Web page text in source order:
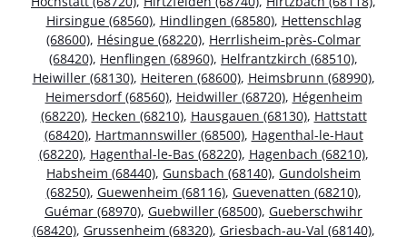
Hirsingue (68560), Hindlingen (68580), Hettenschlag
(68600), Hésingue (68220), Herrlisheim-près-Colmar
(68420), Henflingen (68960), Helfrantzkirch (68510),
Heiwiller (68130), Heiteren (68600), Heimsbrunn (68990),
Heimersdorf (68560), Heidwiller (68720), Hégenheim
(68220), Hecken (68210), Hausgauen (68130), Hattstatt
(68420), Hartmannswiller (68500), Hagenthal-le-Haut
(68220), Hagenthal-le-Bas (68220), Hagenbach (68210),
Habsheim (68440), Gunsbach (68140), Gundolsheim
(68250), Guewenheim (68116), Guevenatten (68210),
Guémar (68970), Guebwiller (68500), Gueberschwihr
(68420), Grussenheim (68320), Griesbach-au-Val (68140),